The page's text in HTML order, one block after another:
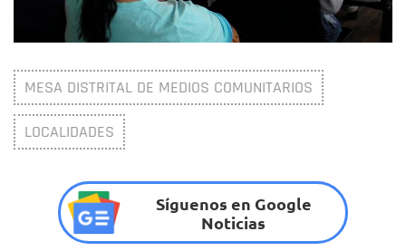
MESA DISTRITAL DE MEDIOS COMUNITARIOS
LOCALIDADES
Síguenos en Google
Noticias